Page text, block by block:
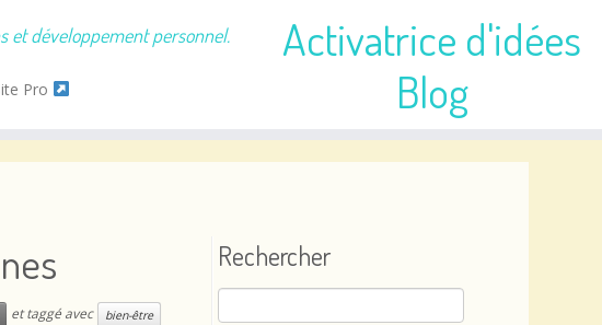
Activatrice d'idées
Blog
et développement personnel.
Pro
et taggé avec
bien-être
Rechercher
Rechercher :